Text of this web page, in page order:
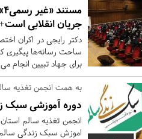
جریان انقلابی
ساحت رسانه‌ها پیگیری
برای جهاد تبیین انجام
به همت انجمن تغذیه
دوره آموزشی سبک
انجمن تغذیه سالم
اموزش سبک زندگی سالم